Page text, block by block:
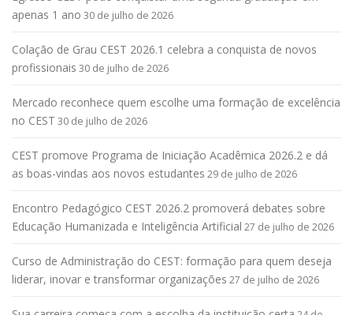
apenas 1 ano 30 de julho de 2026
Colação de Grau CEST 2026.1 celebra a conquista de novos
profissionais 30 de julho de 2026
Mercado reconhece quem escolhe uma formação de excelência
no CEST 30 de julho de 2026
CEST promove Programa de Iniciação Acadêmica 2026.2 e dá
as boas-vindas aos novos estudantes 29 de julho de 2026
Encontro Pedagógico CEST 2026.2 promoverá debates sobre
Educação Humanizada e Inteligência Artificial 27 de julho de 2026
Curso de Administração do CEST: formação para quem deseja
liderar, inovar e transformar organizações 27 de julho de 2026